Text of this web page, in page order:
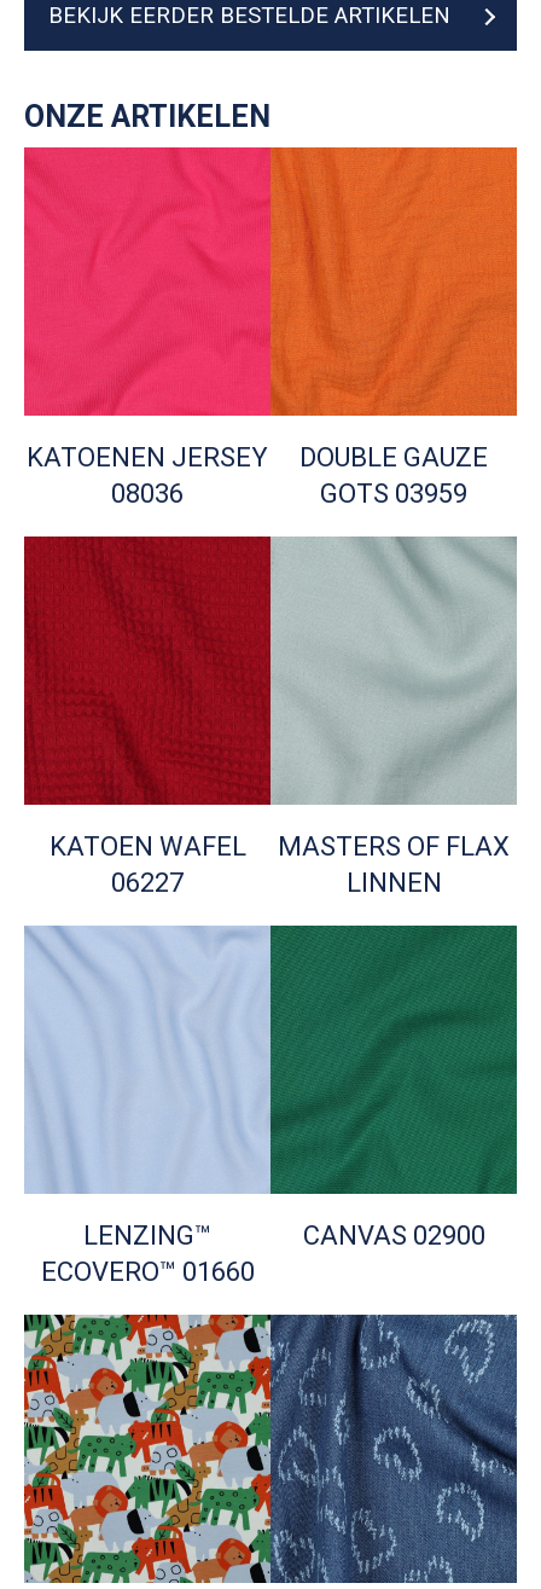
BEKIJK EERDER BESTELDE ARTIKELEN
ONZE ARTIKELEN
KATOENEN JERSEY
08036
DOUBLE GAUZE
GOTS 03959
KATOEN WAFEL
06227
MASTERS OF FLAX
LINNEN
LENZING™
ECOVERO™ 01660
CANVAS 02900